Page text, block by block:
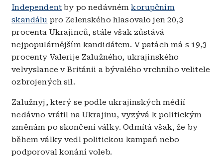
Independentby po nedávnémkorupčním
skandálu pro Zelenského hlasovalo jen 20,3
procenta Ukrajinců, stále však zůstává
nejpopulárnějším kandidátem. V patách má s 19,3
procenty Valerije Zalužného, ukrajinského
velvyslance v Británii a bývalého vrchního velitele
ozbrojených sil.
Zalužnyj, který se podle ukrajinských médií
nedávno vrátil na Ukrajinu, vyzývá k politickým
změnám po skončení války. Odmítá však, že by
během války vedl politickou kampaň nebo
podporoval konání voleb.